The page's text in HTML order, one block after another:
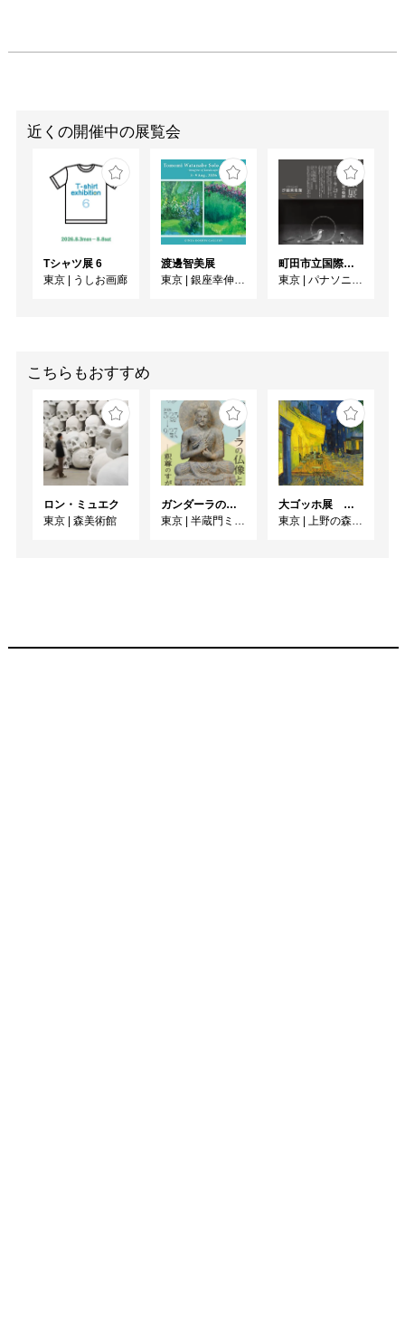
近くの開催中の展覧会
Tシャツ展 6
東京
うしお画廊
渡邊智美展
東京
銀座幸伸ギャラリー
町田市立国際版画美術館所蔵 長谷川潔展 ーパリに生きた銅版画家の軌跡
東京
パナソニック汐留美術館
こちらもおすすめ
ロン・ミュエク
東京
森美術館
ガンダーラの仏像と仏伝ー釈尊のすがたー
東京
半蔵門ミュージアム
大ゴッホ展 夜のカフェテラス
東京
上野の森美術館